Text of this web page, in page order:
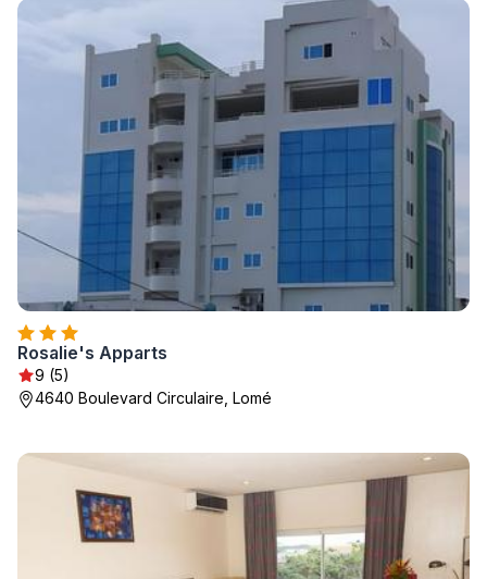
Rosalie's Apparts
9 (5)
4640 Boulevard Circulaire, Lomé